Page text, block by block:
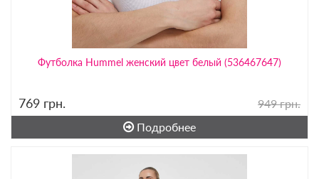
Футболка Hummel женский цвет белый (536467647)
769 грн.
949 грн.
Подробнее